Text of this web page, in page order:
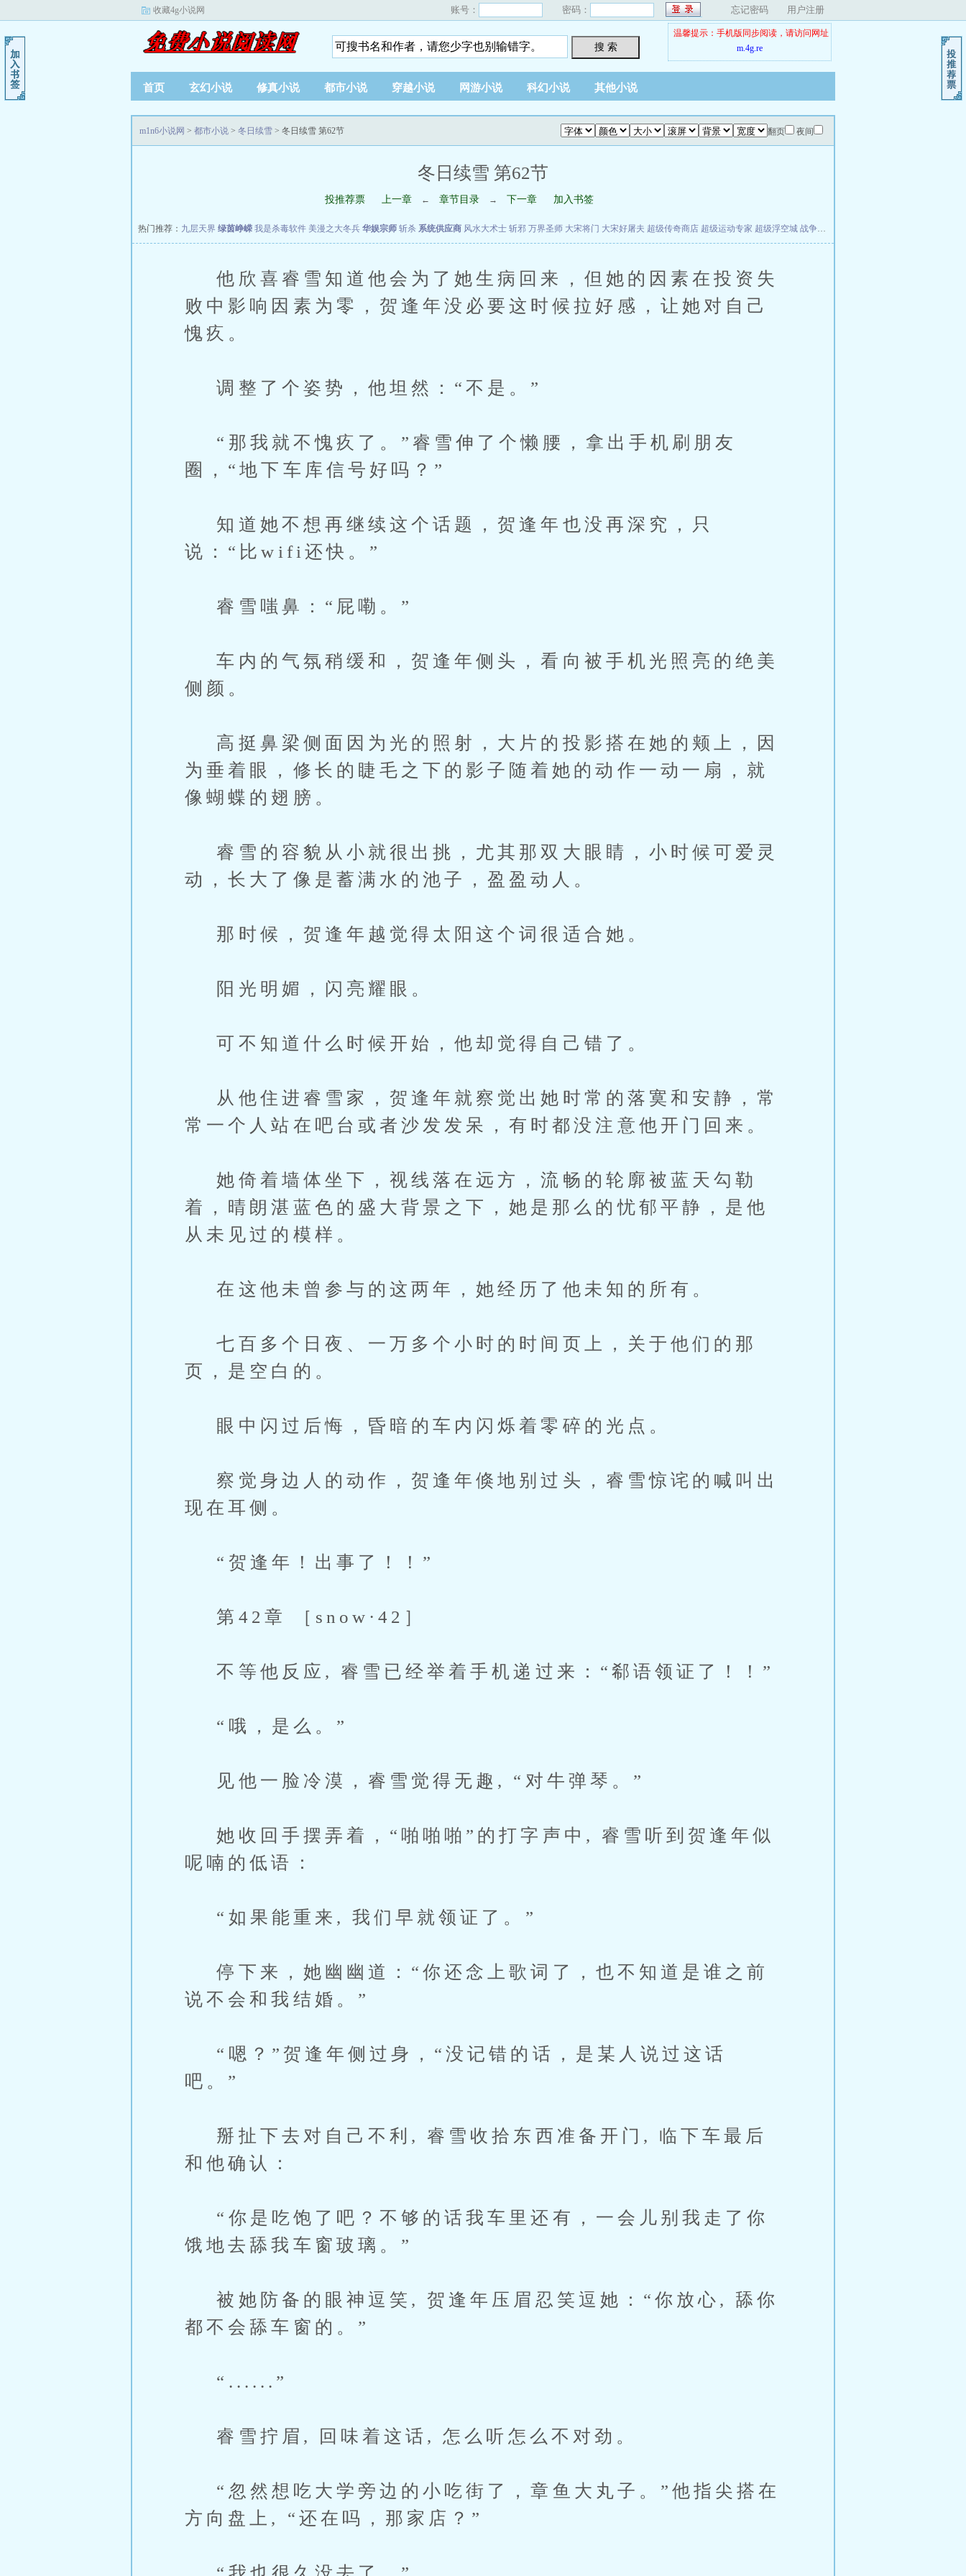
收藏4g小说网 账号： 密码： 忘记密码 用户注册
搜 索
温馨提示：手机版同步阅读，请访问网址
m.4g.re
首页 玄幻小说 修真小说 都市小说 穿越小说 网游小说 科幻小说 其他小说
翻页 夜间
m1n6小说网 > 都市小说 > 冬日续雪 > 冬日续雪 第62节
冬日续雪 第62节
投推荐票 上一章 ← 章节目录 → 下一章 加入书签
热门推荐： 九层天界 绿茵峥嵘 我是杀毒软件 美漫之大冬兵 华娱宗师 斩杀 系统供应商 风水大术士 斩邪 万界圣师 大宋将门 大宋好屠夫 超级传奇商店 超级运动专家 超级浮空城 战争天堂
他欣喜睿雪知道他会为了她生病回来，但她的因素在投资失
败中影响因素为零，贺逢年没必要这时候拉好感，让她对自己
愧疚。
调整了个姿势，他坦然：“不是。”
“那我就不愧疚了。”睿雪伸了个懒腰，拿出手机刷朋友
圈，“地下车库信号好吗？”
知道她不想再继续这个话题，贺逢年也没再深究，只
说：“比wifi还快。”
睿雪嗤鼻：“屁嘞。”
车内的气氛稍缓和，贺逢年侧头，看向被手机光照亮的绝美
侧颜。
高挺鼻梁侧面因为光的照射，大片的投影搭在她的颊上，因
为垂着眼，修长的睫毛之下的影子随着她的动作一动一扇，就
像蝴蝶的翅膀。
睿雪的容貌从小就很出挑，尤其那双大眼睛，小时候可爱灵
动，长大了像是蓄满水的池子，盈盈动人。
那时候，贺逢年越觉得太阳这个词很适合她。
阳光明媚，闪亮耀眼。
可不知道什么时候开始，他却觉得自己错了。
从他住进睿雪家，贺逢年就察觉出她时常的落寞和安静，常
常一个人站在吧台或者沙发发呆，有时都没注意他开门回来。
她倚着墙体坐下，视线落在远方，流畅的轮廓被蓝天勾勒
着，晴朗湛蓝色的盛大背景之下，她是那么的忧郁平静，是他
从未见过的模样。
在这他未曾参与的这两年，她经历了他未知的所有。
七百多个日夜、一万多个小时的时间页上，关于他们的那
页，是空白的。
眼中闪过后悔，昏暗的车内闪烁着零碎的光点。
察觉身边人的动作，贺逢年倏地别过头，睿雪惊诧的喊叫出
现在耳侧。
“贺逢年！出事了！！”
第42章 ［snow·42］
不等他反应, 睿雪已经举着手机递过来：“郗语领证了！！”
“哦，是么。”
见他一脸冷漠，睿雪觉得无趣, “对牛弹琴。”
她收回手摆弄着，“啪啪啪”的打字声中, 睿雪听到贺逢年似
呢喃的低语：
“如果能重来, 我们早就领证了。”
停下来，她幽幽道：“你还念上歌词了，也不知道是谁之前
说不会和我结婚。”
“嗯？”贺逢年侧过身，“没记错的话，是某人说过这话
吧。”
掰扯下去对自己不利, 睿雪收拾东西准备开门, 临下车最后
和他确认：
“你是吃饱了吧？不够的话我车里还有，一会儿别我走了你
饿地去舔我车窗玻璃。”
被她防备的眼神逗笑, 贺逢年压眉忍笑逗她：“你放心, 舔你
都不会舔车窗的。”
“......”
睿雪拧眉, 回味着这话, 怎么听怎么不对劲。
“忽然想吃大学旁边的小吃街了，章鱼大丸子。”他指尖搭在
方向盘上, “还在吗，那家店？”